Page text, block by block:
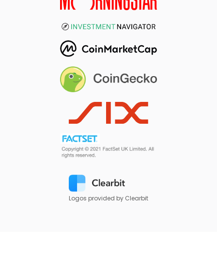
Logos provided by Clearbit